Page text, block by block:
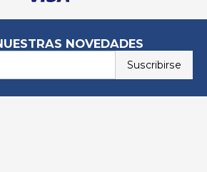
NOVEDADES
Suscribirse